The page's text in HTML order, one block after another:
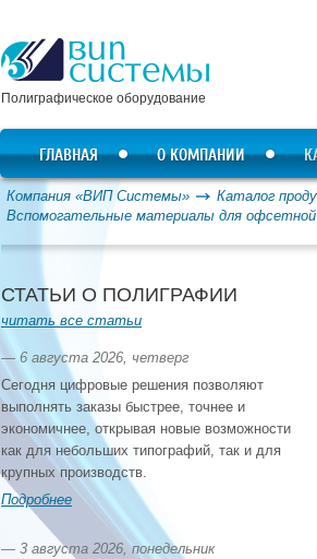
Полиграфическое оборудование
ГЛАВНАЯ О КОМПАНИИ
Компания «ВИП Системы» Каталог
Вспомогательные материалы для
СТАТЬИ О ПОЛИГРАФИИ
читать все статьи
— 6 августа 2026, четверг
Сегодня цифровые решения позволяют
выполнять заказы быстрее, точнее и
экономичнее, открывая новые возможности
как для небольших типографий, так и для
крупных производств.
Подробнее
— 3 августа 2026, понедельник